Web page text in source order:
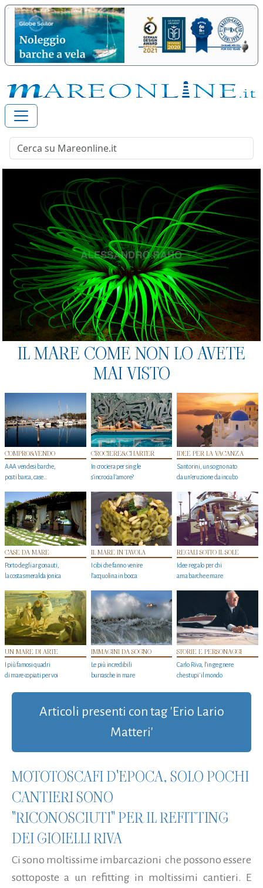
IL MARE COME NON LO AVETE
MAI VISTO
COMPRO&VENDO
AAA vendesi barche,
posti barca, case…
CROCIERE&CHARTER
In crociera per single
s'incrocia l’amore?
IDEE PER LA VACANZA
Santorini, un sogno nato
da un’eruzione da incubo
CASE DA MARE
Porto degli argonauti,
la costa smeralda jonica
IL MARE IN TAVOLA
I cibi che fanno venire
l’acquolina in bocca
REGALI SOTTO IL SOLE
Idee regalo per chi
ama barche e mare
UN MARE DI ARTE
I più famosi quadri
di mare copiati per voi
IMMAGINI DA SOGNO
Le più incredibili
burrasche in mare
STORIE E PERSONAGGI
Carlo Riva, l’ingegnere
che stupi' il mondo
Articoli presenti con tag 'Erio Lario
Matteri'
MOTOTOSCAFI D'EPOCA, SOLO POCHI
CANTIERI SONO
"RICONOSCIUTI" PER IL REFITTING
DEI GIOIELLI RIVA
Ci sono moltissime imbarcazioni che possono essere
sottoposte a un refitting in moltissimi cantieri. E